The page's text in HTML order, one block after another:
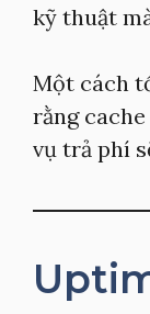
kỹ thuật
Một cách
rằng
vụ trả phí